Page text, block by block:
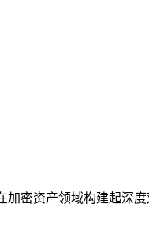
密资产领域构建起深